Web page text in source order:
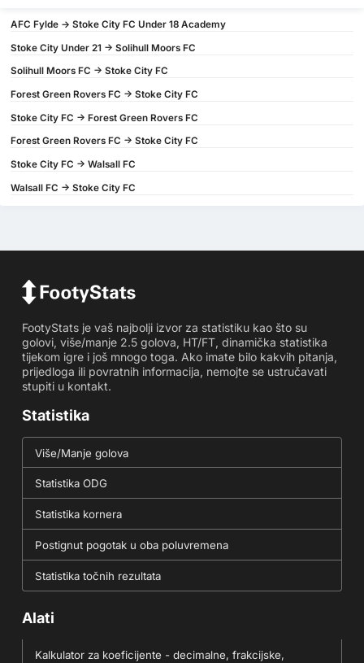
AFC Fylde -> Stoke City FC Under 18 Academy
Stoke City Under 21 -> Solihull Moors FC
Solihull Moors FC -> Stoke City FC
Forest Green Rovers FC -> Stoke City FC
Stoke City FC -> Forest Green Rovers FC
Forest Green Rovers FC -> Stoke City FC
Stoke City FC -> Walsall FC
Walsall FC -> Stoke City FC
FootyStats je vaš najbolji izvor za statistiku kao što su
golovi, više/manje 2.5 golova, HT/FT, dinamička statistika
tijekom igre i još mnogo toga. Ako imate bilo kakvih pitanja,
prijedloga ili povratnih informacija, nemojte se ustručavati
stupiti u kontakt.
Statistika
Više/Manje golova
Statistika ODG
Statistika kornera
Postignut pogotak u oba poluvremena
Statistika točnih rezultata
Alati
Kalkulator za koeficijente - decimalne, frakcijske,